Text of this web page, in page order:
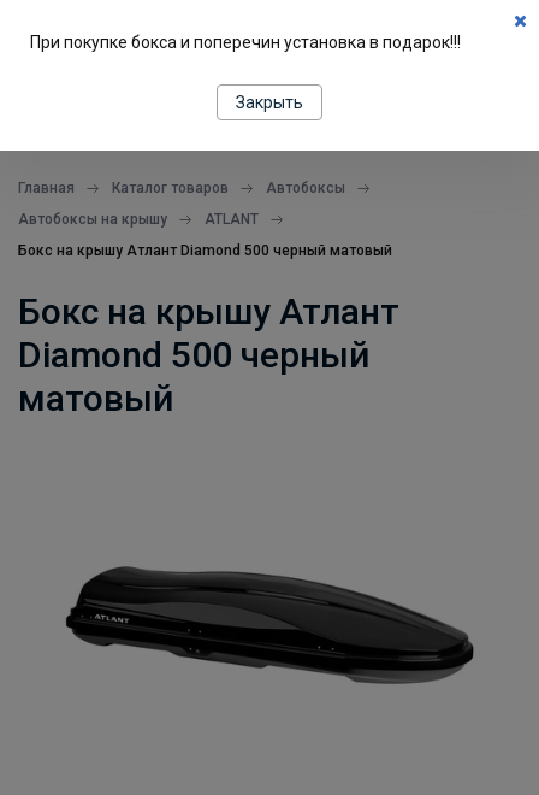
Главная Каталог товаров
Автобоксы
Автобоксы на крышу
ATLANT
Бокс на крышу Атлант Diamond 500 черный матовый
Бокс на крышу Атлант
Diamond 500 черный
матовый
При покупке бокса и поперечин установка в подарок!!!
Закрыть